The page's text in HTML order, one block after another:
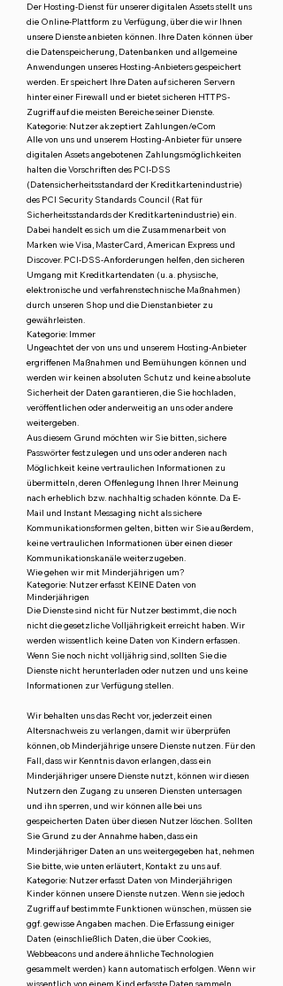
Der Hosting-Dienst für unserer digitalen Assets stellt uns
die Online-Plattform zu Verfügung, über die wir Ihnen
unsere Dienste anbieten können. Ihre Daten können über
die Datenspeicherung, Datenbanken und allgemeine
Anwendungen unseres Hosting-Anbieters gespeichert
werden. Er speichert Ihre Daten auf sicheren Servern
hinter einer Firewall und er bietet sicheren HTTPS-
Zugriff auf die meisten Bereiche seiner Dienste.
Kategorie: Nutzer akzeptiert Zahlungen/eCom
Alle von uns und unserem Hosting-Anbieter für unsere
digitalen Assets angebotenen Zahlungsmöglichkeiten
halten die Vorschriften des PCI-DSS
(Datensicherheitsstandard der Kreditkartenindustrie)
des PCI Security Standards Council (Rat für
Sicherheitsstandards der Kreditkartenindustrie) ein.
Dabei handelt es sich um die Zusammenarbeit von
Marken wie Visa, MasterCard, American Express und
Discover. PCI-DSS-Anforderungen helfen, den sicheren
Umgang mit Kreditkartendaten (u. a. physische,
elektronische und verfahrenstechnische Maßnahmen)
durch unseren Shop und die Dienstanbieter zu
gewährleisten.
Kategorie: Immer
Ungeachtet der von uns und unserem Hosting-Anbieter
ergriffenen Maßnahmen und Bemühungen können und
werden wir keinen absoluten Schutz und keine absolute
Sicherheit der Daten garantieren, die Sie hochladen,
veröffentlichen oder anderweitig an uns oder andere
weitergeben.
Aus diesem Grund möchten wir Sie bitten, sichere
Passwörter festzulegen und uns oder anderen nach
Möglichkeit keine vertraulichen Informationen zu
übermitteln, deren Offenlegung Ihnen Ihrer Meinung
nach erheblich bzw. nachhaltig schaden könnte. Da E-
Mail und Instant Messaging nicht als sichere
Kommunikationsformen gelten, bitten wir Sie außerdem,
keine vertraulichen Informationen über einen dieser
Kommunikationskanäle weiterzugeben.
Wie gehen wir mit Minderjährigen um?
Kategorie: Nutzer erfasst KEINE Daten von
Minderjährigen
Die Dienste sind nicht für Nutzer bestimmt, die noch
nicht die gesetzliche Volljährigkeit erreicht haben. Wir
werden wissentlich keine Daten von Kindern erfassen.
Wenn Sie noch nicht volljährig sind, sollten Sie die
Dienste nicht herunterladen oder nutzen und uns keine
Informationen zur Verfügung stellen.
Wir behalten uns das Recht vor, jederzeit einen
Altersnachweis zu verlangen, damit wir überprüfen
können, ob Minderjährige unsere Dienste nutzen. Für den
Fall, dass wir Kenntnis davon erlangen, dass ein
Minderjähriger unsere Dienste nutzt, können wir diesen
Nutzern den Zugang zu unseren Diensten untersagen
und ihn sperren, und wir können alle bei uns
gespeicherten Daten über diesen Nutzer löschen. Sollten
Sie Grund zu der Annahme haben, dass ein
Minderjähriger Daten an uns weitergegeben hat, nehmen
Sie bitte, wie unten erläutert, Kontakt zu uns auf.
Kategorie: Nutzer erfasst Daten von Minderjährigen
Kinder können unsere Dienste nutzen. Wenn sie jedoch
Zugriff auf bestimmte Funktionen wünschen, müssen sie
ggf. gewisse Angaben machen. Die Erfassung einiger
Daten (einschließlich Daten, die über Cookies,
Webbeacons und andere ähnliche Technologien
gesammelt werden) kann automatisch erfolgen. Wenn wir